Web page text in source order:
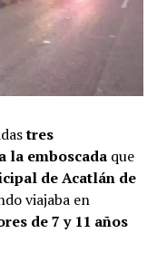
tres
la emboscada que
de Acatlán de
viajaba en
de 7 y 11 años